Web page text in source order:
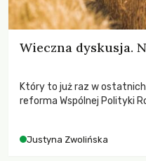
Wieczna dyskusja.
Który to już raz w
reforma Wspólnej Polityki
Justyna Zwolińska